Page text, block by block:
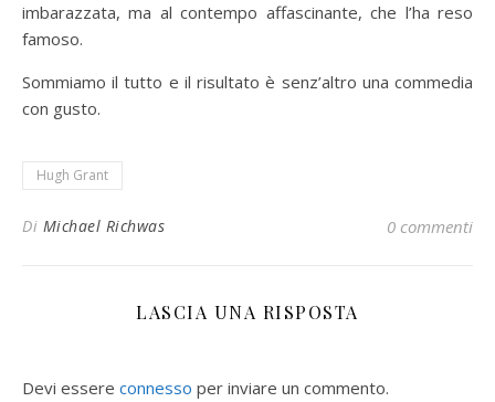
imbarazzata, ma al contempo affascinante, che l’ha reso
famoso.
Sommiamo il tutto e il risultato è senz’altro una commedia
con gusto.
Hugh Grant
Di Michael Richwas 0 commenti
LASCIA UNA RISPOSTA
Devi essere connesso per inviare un commento.